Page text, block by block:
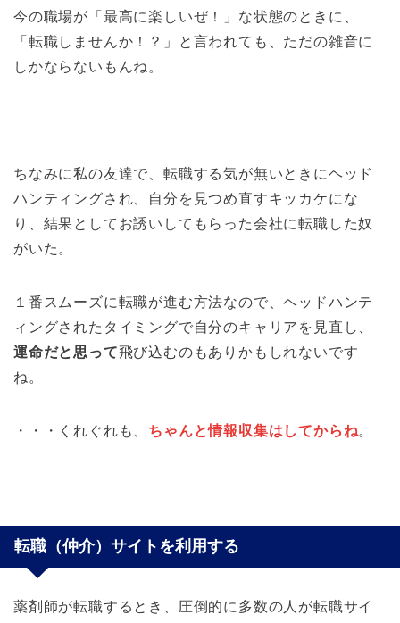
今の職場が「最高に楽しいぜ！」な状態のときに、
「転職しませんか！？」と言われても、ただの雑音に
しかならないもんね。
ちなみに私の友達で、転職する気が無いときにヘッド
ハンティングされ、自分を見つめ直すキッカケにな
り、結果としてお誘いしてもらった会社に転職した奴
がいた。
１番スムーズに転職が進む方法なので、ヘッドハンテ
ィングされたタイミングで自分のキャリアを見直し、
運命だと思って飛び込むのもありかもしれないです
ね。
・・・くれぐれも、 ちゃんと情報収集はしてからね。
転職（仲介）サイトを利用する
薬剤師が転職するとき、圧倒的に多数の人が転職サイ